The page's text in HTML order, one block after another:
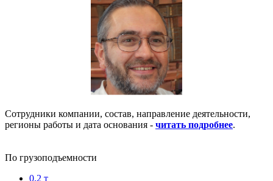
Сотрудники компании, состав, направление деятельности,
регионы работы и дата основания - читать подробнее.
По грузоподъемности
0.2 т